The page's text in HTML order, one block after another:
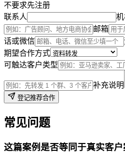
不要求先注册
联系人
邮箱
话或微信
期望合作方式
可触达客户类型
补充说明
登记推荐合作
常见问题
这篇案例是否等同于真实客户